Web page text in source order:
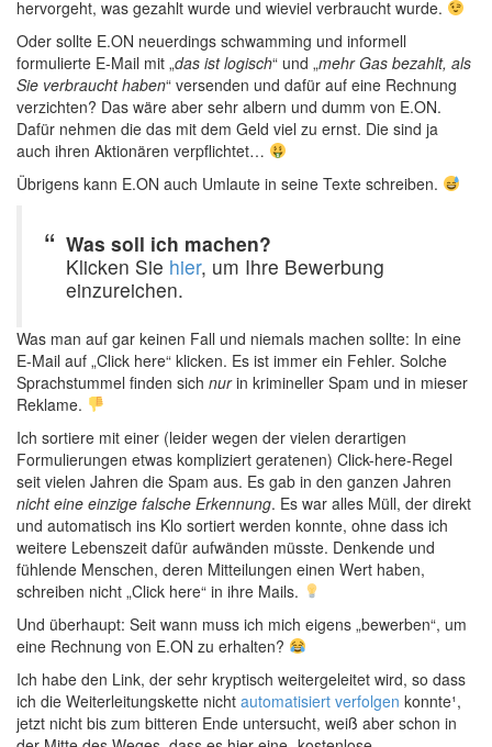
hervorgeht, was gezahlt wurde und wieviel verbraucht wurde.
Oder sollte E.ON neuerdings schwamming und informell
formulierte E-Mail mit „das ist logisch“ und „mehr Gas bezahlt, als
Sie verbraucht haben“ versenden und dafür auf eine Rechnung
verzichten? Das wäre aber sehr albern und dumm von E.ON.
Dafür nehmen die das mit dem Geld viel zu ernst. Die sind ja
auch ihren Aktionären verpflichtet…
Übrigens kann E.ON auch Umlaute in seine Texte schreiben.
Was soll ich machen?
Klicken Sie hier, um Ihre Bewerbung
einzureichen.
Was man auf gar keinen Fall und niemals machen sollte: In eine
E-Mail auf „Click here“ klicken. Es ist immer ein Fehler. Solche
Sprachstummel finden sich nurin krimineller Spam und in mieser
Reklame.
Ich sortiere mit einer (leider wegen der vielen derartigen
Formulierungen etwas kompliziert geratenen) Click-here-Regel
seit vielen Jahren die Spam aus. Es gab in den ganzen Jahren
nicht eine einzige falsche Erkennung. Es war alles Müll, der direkt
und automatisch ins Klo sortiert werden konnte, ohne dass ich
weitere Lebenszeit dafür aufwänden müsste. Denkende und
fühlende Menschen, deren Mitteilungen einen Wert haben,
schreiben nicht „Click here“ in ihre Mails.
Und überhaupt: Seit wann muss ich mich eigens „bewerben“, um
eine Rechnung von E.ON zu erhalten?
Ich habe den Link, der sehr kryptisch weitergeleitet wird, so dass
ich die Weiterleitungskette nicht automatisiert verfolgen konnte¹,
jetzt nicht bis zum bitteren Ende untersucht, weiß aber schon in